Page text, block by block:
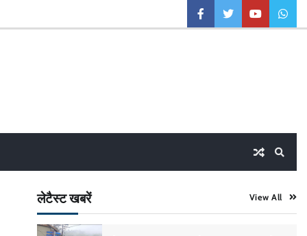
facebooktwitteryoutube
लेटैस्ट खबरें View All